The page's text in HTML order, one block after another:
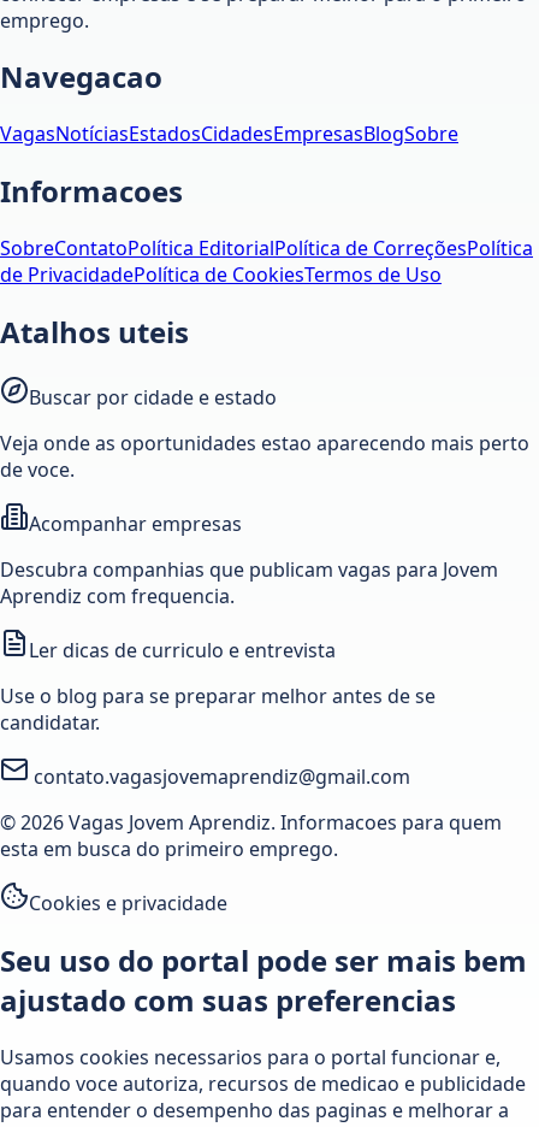
emprego.
Navegacao
VagasNotíciasEstadosCidadesEmpresasBlogSobre
Informacoes
SobreContatoPolítica EditorialPolítica de CorreçõesPolítica
de PrivacidadePolítica de CookiesTermos de Uso
Atalhos uteis
Buscar por cidade e estado
Veja onde as oportunidades estao aparecendo mais perto
de voce.
Acompanhar empresas
Descubra companhias que publicam vagas para Jovem
Aprendiz com frequencia.
Ler dicas de curriculo e entrevista
Use o blog para se preparar melhor antes de se
candidatar.
contato.vagasjovemaprendiz@gmail.com
© 2026 Vagas Jovem Aprendiz. Informacoes para quem
esta em busca do primeiro emprego.
Cookies e privacidade
Seu uso do portal pode ser mais bem
ajustado com suas preferencias
Usamos cookies necessarios para o portal funcionar e,
quando voce autoriza, recursos de medicao e publicidade
para entender o desempenho das paginas e melhorar a